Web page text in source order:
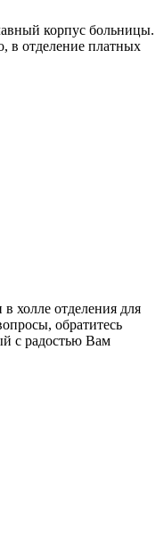
корпус больницы.
в отделение платных
холле отделения для
обратитесь
с радостью Вам